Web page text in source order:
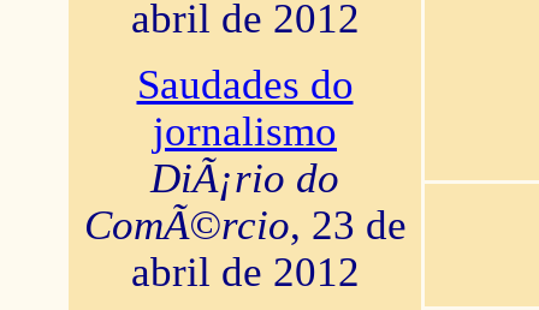
abril de 2012
Saudades do
jornalismo
DiÃ¡rio do
ComÃ©rcio, 23 de
abril de 2012